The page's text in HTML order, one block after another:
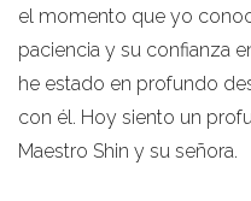
el momento que yo
paciencia y su confianza
he estado en profundo
con él. Hoy siento un
Maestro Shin y su señora.